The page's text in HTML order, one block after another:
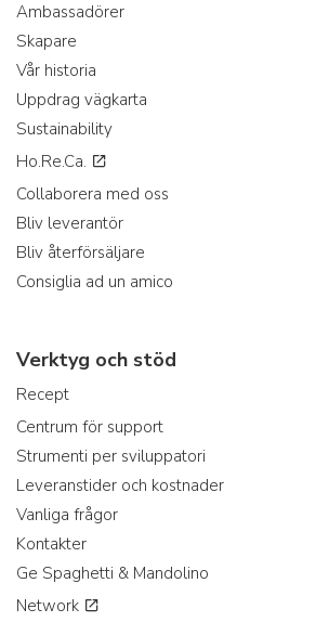
Ambassadörer
Skapare
Vår historia
Uppdrag vägkarta
Sustainability
Ho.Re.Ca.
Collaborera med oss
Bliv leverantör
Bliv återförsäljare
Consiglia ad un amico
Verktyg och stöd
Recept
Centrum för support
Strumenti per sviluppatori
Leveranstider och kostnader
Vanliga frågor
Kontakter
Ge Spaghetti & Mandolino
Network